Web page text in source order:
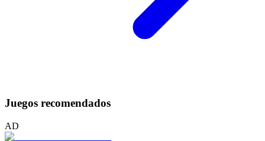
Juegos recomendados
AD